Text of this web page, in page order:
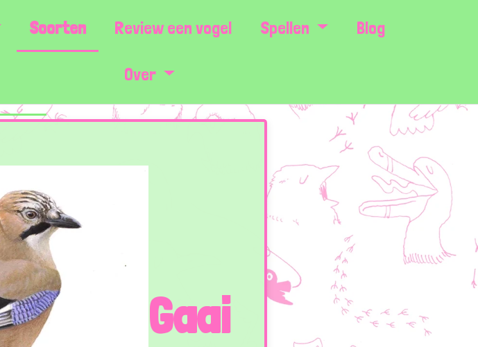
Soorten Review een vogel Spellen Blog
Over
Gaai